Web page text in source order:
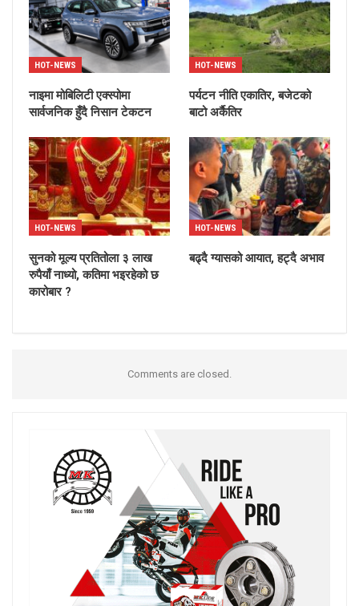
HOT-NEWS
नाइमा मोबिलिटी एक्स्पोमा
सार्वजनिक हुँदै निसान टेकटन
HOT-NEWS
पर्यटन नीति एकातिर, बजेटको
बाटो अर्कैतिर
HOT-NEWS
सुनको मूल्य प्रतितोला ३ लाख
रुपैयाँ नाध्यो, कतिमा भइरहेको छ
कारोबार ?
HOT-NEWS
बढ्दै ग्यासको आयात, हट्दै अभाव
Comments are closed.